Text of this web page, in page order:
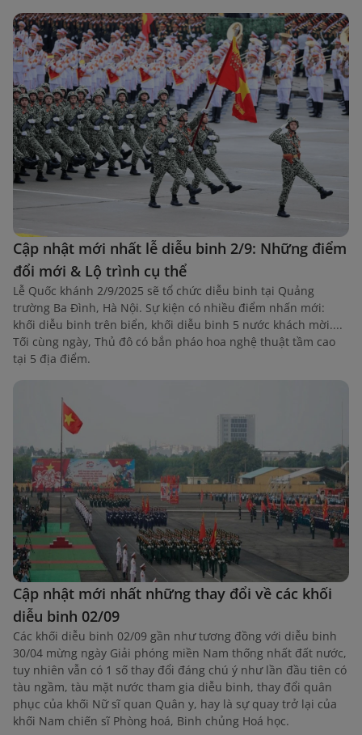
Cập nhật mới nhất lễ diễu binh 2/9: Những điểm
đổi mới & Lộ trình cụ thể
Lễ Quốc khánh 2/9/2025 sẽ tổ chức diễu binh tại Quảng
trường Ba Đình, Hà Nội. Sự kiện có nhiều điểm nhấn mới:
khối diễu binh trên biển, khối diễu binh 5 nước khách mời....
Tối cùng ngày, Thủ đô có bắn pháo hoa nghệ thuật tầm cao
tại 5 địa điểm.
Cập nhật mới nhất những thay đổi về các khối
diễu binh 02/09
Các khối diễu binh 02/09 gần như tương đồng với diễu binh
30/04 mừng ngày Giải phóng miền Nam thống nhất đất nước,
tuy nhiên vẫn có 1 số thay đổi đáng chú ý như lần đầu tiên có
tàu ngầm, tàu mặt nước tham gia diễu binh, thay đổi quân
phục của khối Nữ sĩ quan Quân y, hay là sự quay trở lại của
khối Nam chiến sĩ Phòng hoá, Binh chủng Hoá học.